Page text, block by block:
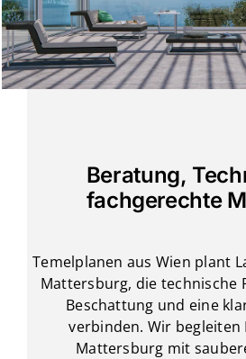
Beratung,
fachgerechte
Temelplanen aus Wien plant
Mattersburg, die technische
Beschattung und eine
verbinden. Wir begleiten
Mattersburg mit